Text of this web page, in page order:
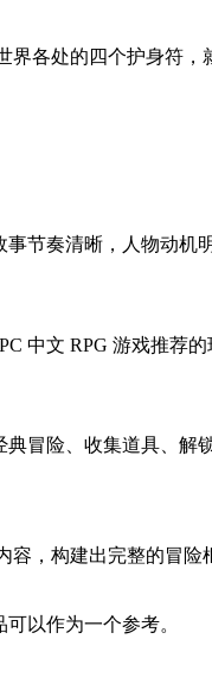
各处的四个护身符
节奏清晰，人物动机
中文 RPG 游戏推荐的
典冒险、收集道具、解
，构建出完整的冒
可以作为一个参考。